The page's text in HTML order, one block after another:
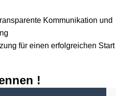
Kommunikation und
für einen erfolgreichen Start
!